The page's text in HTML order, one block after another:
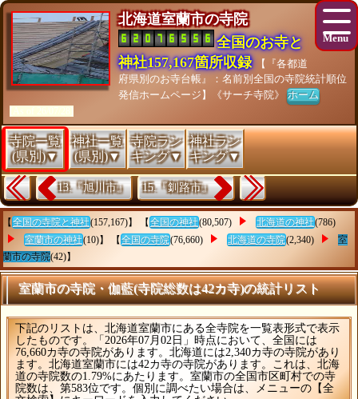
北海道室蘭市の寺院
全国のお寺と
神社157,167箇所収録
【『各都道
府県別のお寺台帳』：名前別全国の寺院統計順位
発信ホームページ】《サーチ寺院》ホーム
[As of 26/07/28]
寺院一覧
(県別)▼
神社一覧
(県別)▼
寺院ラン
キング▼
神社ラン
キング▼
13.『旭川市』 15.『釧路市』
【 全国の寺院と神社(157,167)】 【 全国の神社(80,507) 北海道の神社(786)
室蘭市の神社(10)】 【 全国の寺院(76,660) 北海道の寺院(2,340)
室
蘭市の寺院(42)】
室蘭市の寺院・伽藍(寺院総数は42カ寺)の統計リスト
下記のリストは、北海道室蘭市にある全寺院を一覧表形式で表示
したものです。「2026年07月02日」時点において、全国には
76,660カ寺の寺院があります。北海道には2,340カ寺の寺院があり
ます。北海道室蘭市には42カ寺の寺院があります。これは、北海
道の寺院数の1.79%にあたります。室蘭市の全国市区町村での寺
院数は、第583位です。個別に調べたい場合は、メニューの【全